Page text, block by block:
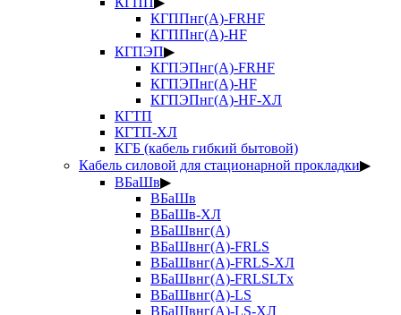
КГППнг(А)-FRHF
КГППнг(А)-HF
КГПЭП▶
КГПЭПнг(А)-FRHF
КГПЭПнг(А)-HF
КГПЭПнг(А)-HF-ХЛ
КГТП
КГТП-ХЛ
КГБ (кабель гибкий бытовой)
Кабель силовой для стационарной прокладки▶
ВБаШв▶
ВБаШв
ВБаШв-ХЛ
ВБаШвнг(А)
ВБаШвнг(А)-FRLS
ВБаШвнг(А)-FRLS-ХЛ
ВБаШвнг(А)-FRLSLTx
ВБаШвнг(А)-LS
ВБаШвнг(А)-LS-ХЛ